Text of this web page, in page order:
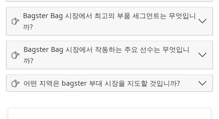
Bagster Bag 시장에서 최고의 부품 세그먼트는 무엇입니
까?
Bagster Bag 시장에서 작동하는 주요 선수는 무엇입니
까?
어떤 지역은 bagster 부대 시장을 지도할 것입니까?